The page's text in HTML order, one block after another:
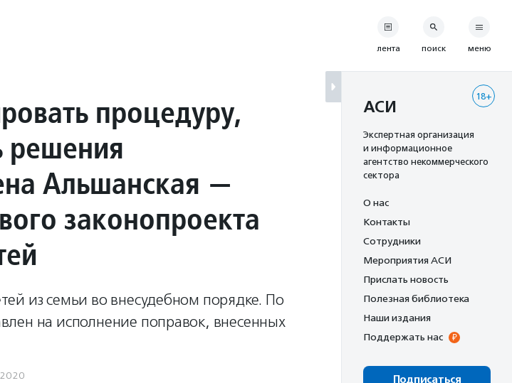
процедуру,
решения
Альшанская —
законопроекта
из семьи во внесудебном порядке. По
на исполнение поправок, внесенных
лента поиск меню
18+
АСИ
Экспертная организация
и информационное
агентство некоммерческого
сектора
О нас
Контакты
Сотрудники
Мероприятия АСИ
Прислать новость
Полезная библиотека
Наши издания
Поддержать нас
Подписаться